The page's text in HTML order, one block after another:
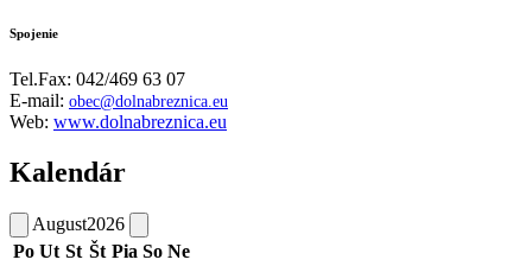
Spojenie
Tel.Fax: 042/469 63 07
E-mail: obec@dolnabreznica.eu
Web: www.dolnabreznica.eu
Kalendár
August2026
Po Ut St Št Pia So Ne